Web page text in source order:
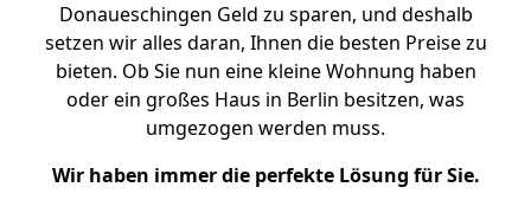
Donaueschingen Geld zu sparen, und deshalb
setzen wir alles daran, Ihnen die besten Preise zu
bieten. Ob Sie nun eine kleine Wohnung haben
oder ein großes Haus in Berlin besitzen, was
umgezogen werden muss.
Wir haben immer die perfekte Lösung für Sie.